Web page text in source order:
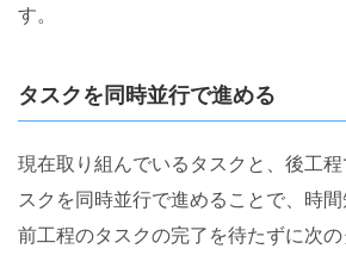
す。
タスクを同時並行で進める
現在取り組んでいるタスクと、後工
スクを同時並行で進めることで、時
前工程のタスクの完了を待たずに次